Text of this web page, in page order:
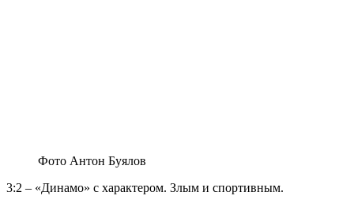
Фото Антон Буялов
3:2 – «Динамо» с характером. Злым и спортивным.